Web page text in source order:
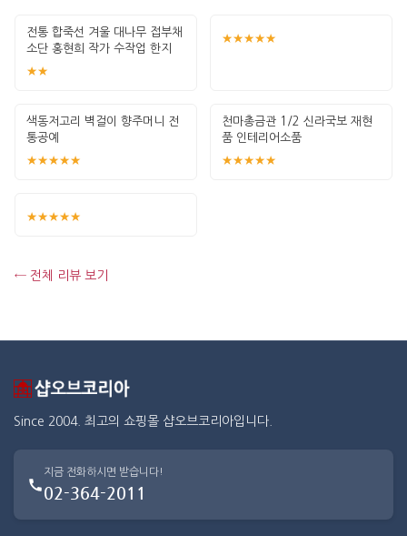
전통 합죽선 겨울 대나무 접부채
소단 홍현희 작가 수작업 한지
그림 고급
★★
★★★★★
색동저고리 벽걸이 향주머니 전
통공예
★★★★★
천마총금관 1/2 신라국보 재현
품 인테리어소품
★★★★★
★★★★★
← 전체 리뷰 보기
Since 2004. 최고의 쇼핑몰 샵오브코리아입니다.
지금 전화하시면 받습니다!
02-364-2011